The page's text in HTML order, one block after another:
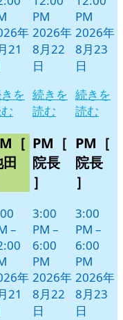
年
21
を
［
–
年
21
PM
2026年
8月22
日
続きを
読む
PM［
院長
］
3:00
PM –
6:00
PM
2026年
8月22
日
PM
2026年
8月23
日
続きを
読む
PM［
院長
］
3:00
PM –
6:00
PM
2026年
8月23
日